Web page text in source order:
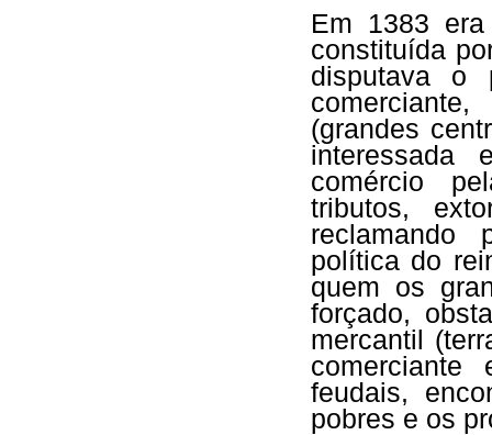
Em 1383
constituída
disputava o
(grandes
interessada
comércio
tributos,
reclamando
política do
quem os
forçado,
mercantil
feudais,
pobres e os